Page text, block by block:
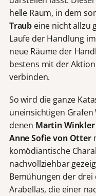
helle Raum, in dem
Traub eine nicht allzu
Laufe der Handlung
neue Räume der
bestens mit der
verbinden.
So wird die ganze
uneinsichtigen
denen Martin Winkler
Anne Sofie von Otter
komödiantische
nachvollziehbar
Bemühungen der drei
Arabellas, die einer